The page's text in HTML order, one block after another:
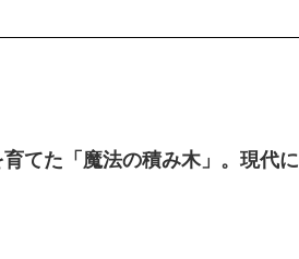
てた「魔法の積み木」。現代に